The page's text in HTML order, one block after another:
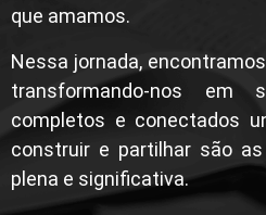
que amamos.
Nessa jornada,
transformando-nos em
completos e conectados
construir e partilhar são
plena e significativa.